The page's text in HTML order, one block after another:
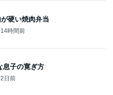
硬い焼肉弁当
14時間前
息子の寛ぎ方
2日前